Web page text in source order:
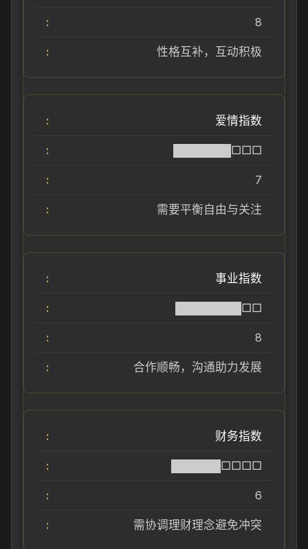
8
性格互补，互动积极
爱情指数
███████□□□
7
需要平衡自由与关注
事业指数
████████□□
8
合作顺畅，沟通助力发展
财务指数
██████□□□□
6
需协调理财理念避免冲突